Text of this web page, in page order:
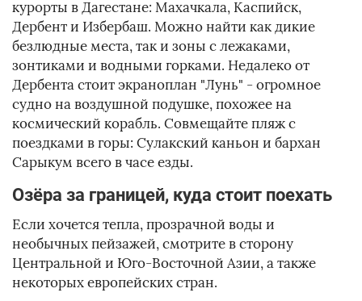
курорты в Дагестане: Махачкала, Каспийск,
Дербент и Избербаш. Можно найти как дикие
безлюдные места, так и зоны с лежаками,
зонтиками и водными горками. Недалеко от
Дербента стоит экраноплан "Лунь" - огромное
судно на воздушной подушке, похожее на
космический корабль. Совмещайте пляж с
поездками в горы: Сулакский каньон и бархан
Сарыкум всего в часе езды.
Озёра за границей, куда стоит поехать
Если хочется тепла, прозрачной воды и
необычных пейзажей, смотрите в сторону
Центральной и Юго-Восточной Азии, а также
некоторых европейских стран.